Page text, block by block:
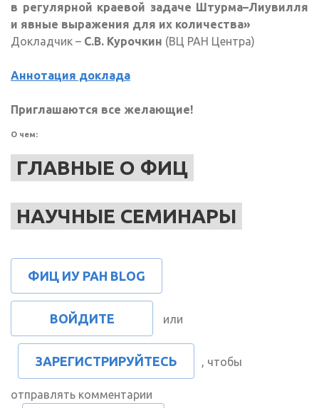
в регулярной краевой задаче Штурма–Лиувилля
и явные выражения для их количества»
Докладчик – С.В. Курочкин (ВЦ РАН Центра)
Аннотация доклада
Приглашаются все желающие!
О чем:
ГЛАВНЫЕ О ФИЦ
НАУЧНЫЕ СЕМИНАРЫ
ФИЦ ИУ РАН BLOG
ВОЙДИТЕ или
ЗАРЕГИСТРИРУЙТЕСЬ , чтобы
отправлять комментарии